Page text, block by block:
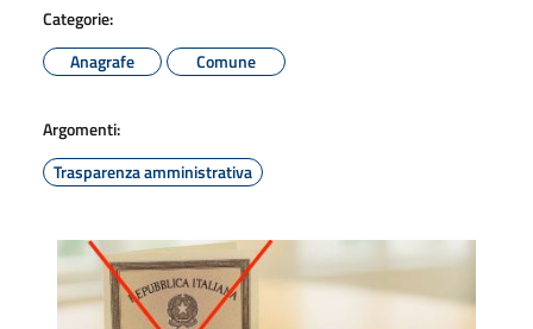
Categorie:
Anagrafe
Comune
Argomenti:
Trasparenza amministrativa